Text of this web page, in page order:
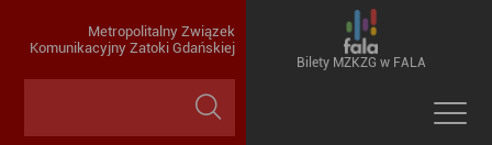
Metropolitalny Związek
Komunikacyjny Zatoki Gdańskiej
Bilety MZKZG w FALA